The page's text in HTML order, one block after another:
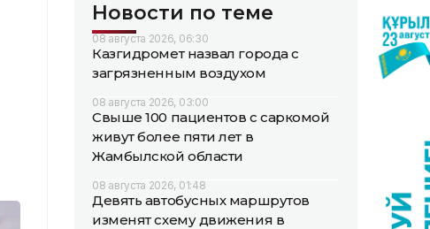
Новости по теме
08 августа 2026, 06:30
Казгидромет назвал города с
загрязненным воздухом
08 августа 2026, 03:00
Свыше 100 пациентов с саркомой
живут более пяти лет в
Жамбылской области
08 августа 2026, 01:48
Девять автобусных маршрутов
изменят схему движения в